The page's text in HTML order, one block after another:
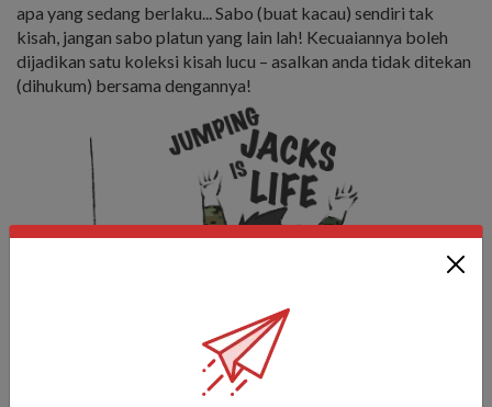
apa yang sedang berlaku... Sabo (buat kacau) sendiri tak
kisah, jangan sabo platun yang lain lah! Kecuaiannya boleh
dijadikan satu koleksi kisah lucu – asalkan anda tidak ditekan
(dihukum) bersama dengannya!